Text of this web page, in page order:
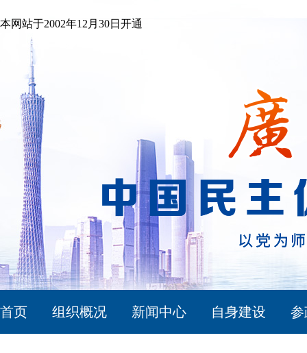
本网站于2002年12月30日开通
首页 组织概况 新闻中心 自身建设 参